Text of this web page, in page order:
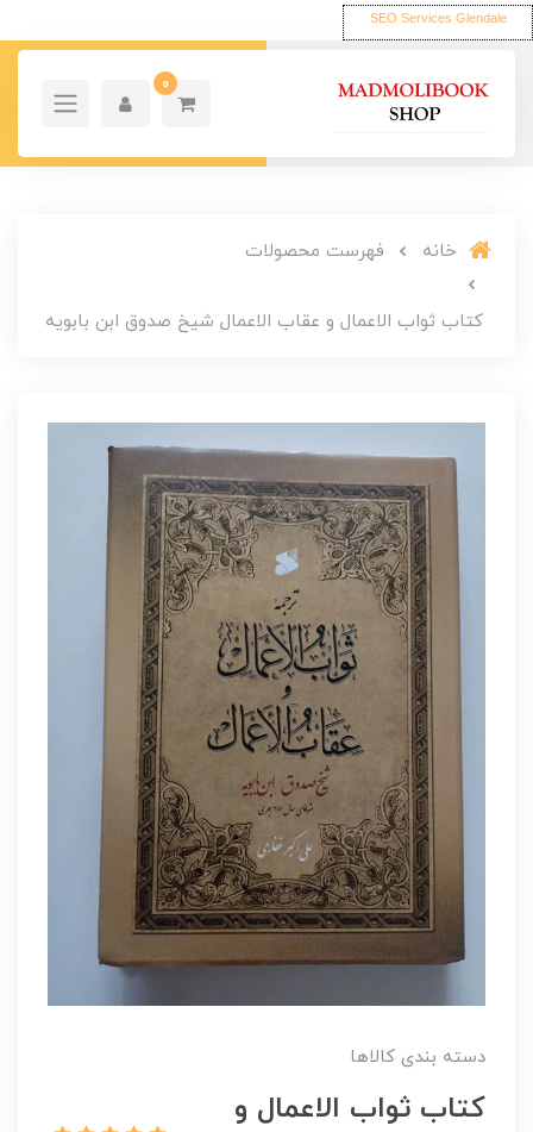
SEO Services Glendale
0
خانه فهرست محصولات
کتاب ثواب الاعمال و عقاب الاعمال شیخ صدوق ابن بابویه
دسته بندی کالاها
کتاب ثواب الاعمال و